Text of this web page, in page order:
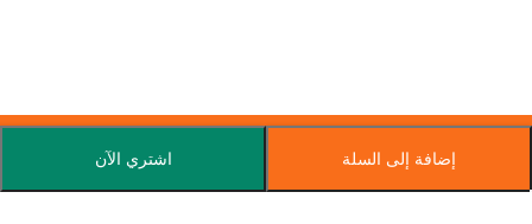
إضافة إلى السلة اشتري الآن
اشترك في نشرتنا الإخبارية